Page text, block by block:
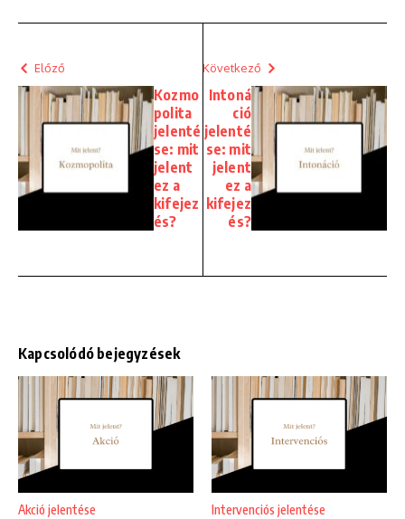
Előző
Kozmo
polita
jelenté
se: mit
jelent
ez a
kifejez
és?
Következő
Intoná
ció
jelenté
se: mit
jelent
ez a
kifejez
és?
Kapcsolódó bejegyzések
Akció jelentése Intervenciós jelentése